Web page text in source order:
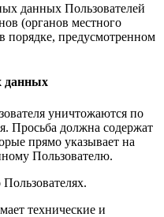
данных Пользователей
(органов местного
порядке, предусмотренном
данных
уничтожаются по
Просьба должна содержат
прямо указывает на
Пользователю.
технические и